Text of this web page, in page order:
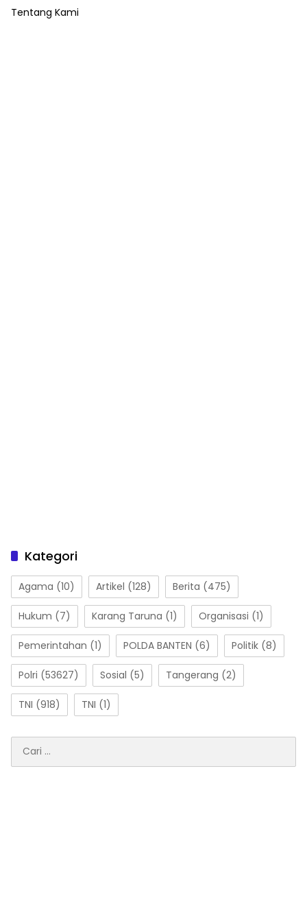
Tentang Kami
Kategori
Agama (10) Artikel (128) Berita (475)
Hukum (7) Karang Taruna (1) Organisasi (1)
Pemerintahan (1) POLDA BANTEN (6) Politik (8)
Polri (53627) Sosial (5) Tangerang (2)
TNI (918) TNI (1)
untuk: